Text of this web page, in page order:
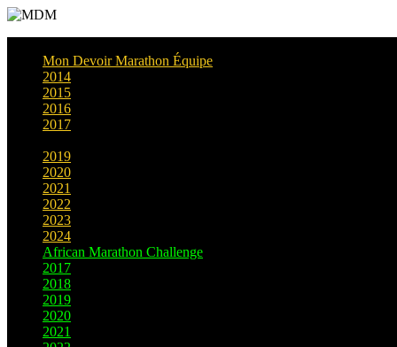
Mon Devoir Marathon Équipe
2014
2015
2016
2017
2019
2020
2021
2022
2023
2024
African Marathon Challenge
2017
2018
2019
2020
2021